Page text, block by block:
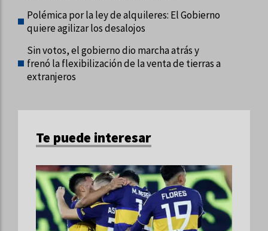
Polémica por la ley de alquileres: El Gobierno
quiere agilizar los desalojos
Sin votos, el gobierno dio marcha atrás y
frenó la flexibilización de la venta de tierras a
extranjeros
Te puede interesar